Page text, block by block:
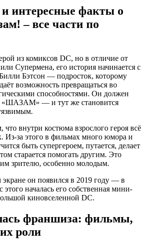
интересные факты о
– все части по
из комиксов DC, но в отличие от
Супермена, его история начинается с
Бэтсон — подросток, которому
возможность превращаться во
способностями. Он должен
«ШАЗАМ» — и тут же становится
внутри костюма взрослого героя всё
Из-за этого в фильмах много юмора и
быть супергероем, путается, делает
старается помогать другим. Это
зрителю, особенно молодым.
он появился в 2019 году — в
началась его собственная мини-
киновселенной DC.
франшиза: фильмы,
роли